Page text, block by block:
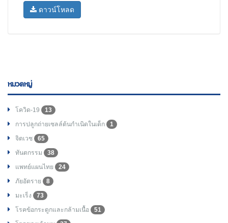
ดาวน์โหลด
หมวดหมู่
โควิด-19
13
การปลูกถ่ายเซลล์ต้นกำเนิดในเด็ก
1
จิตเวช
65
ทันตกรรม
38
แพทย์แผนไทย
24
ภัยอัตราย
8
มะเร็ง
73
โรคข้อกระดูกและกล้ามเนื้อ
51